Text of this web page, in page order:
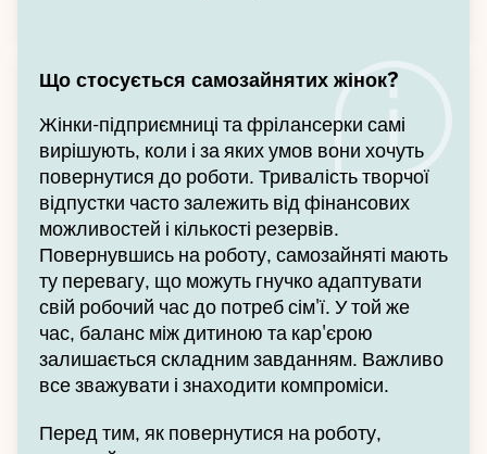
Що стосується самозайнятих жінок?
Жінки-підприємниці та фрілансерки самі
вирішують, коли і за яких умов вони хочуть
повернутися до роботи. Тривалість творчої
відпустки часто залежить від фінансових
можливостей і кількості резервів.
Повернувшись на роботу, самозайняті мають
ту перевагу, що можуть гнучко адаптувати
свій робочий час до потреб сім'ї. У той же
час, баланс між дитиною та кар'єрою
залишається складним завданням. Важливо
все зважувати і знаходити компроміси.
Перед тим, як повернутися на роботу,